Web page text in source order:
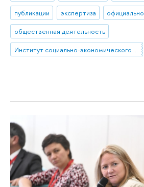
публикации
экспертиза
официально
общественная деятельность